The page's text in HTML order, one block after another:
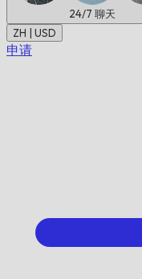
24/7 聊天
ZH | USD
申请